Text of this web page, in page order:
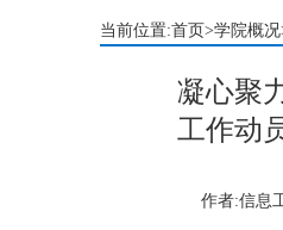
当前位置:首页>学院概况
凝心聚
工作动
作者:信息